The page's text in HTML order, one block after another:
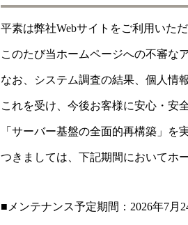
平素は弊社Webサイトをご利用いた
このたび当ホームページへの不審な
なお、システム調査の結果、個人情
これを受け、今後お客様に安心・安
「サーバー基盤の全面的再構築」を
つきましては、下記期間においてホ
■メンテナンス予定期間：2026年7月